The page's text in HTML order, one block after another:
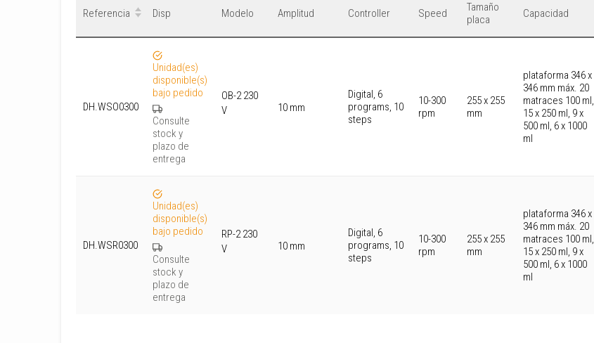
Referencia Disp Modelo Amplitud Controller Speed
Tamaño
placa
Capacidad
DH.WSO0300
Unidad(es)
disponible(s)
bajo pedido
Consulte
stock y
plazo de
entrega
OB-2 230
V
10 mm
Digital, 6
programs, 10
steps
10-300
rpm
255 x 255
mm
plataforma 346 x
346 mm máx. 20
matraces 100 ml,
15 x 250 ml, 9 x
500 ml, 6 x 1000
ml
DH.WSR0300
Unidad(es)
disponible(s)
bajo pedido
Consulte
stock y
plazo de
entrega
RP-2 230
V
10 mm
Digital, 6
programs, 10
steps
10-300
rpm
255 x 255
mm
plataforma 346 x
346 mm máx. 20
matraces 100 ml,
15 x 250 ml, 9 x
500 ml, 6 x 1000
ml